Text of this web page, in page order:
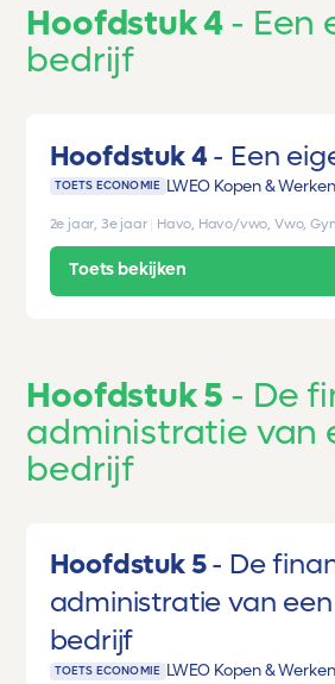
Hoofdstuk 4
Een
bedrijf
Hoofdstuk 4 Een
TOETS ECONOMIE LWEO Kopen &
2e jaar, 3e jaar Havo, Havo/vwo, Vwo,
Toets bekijken
Hoofdstuk 5
De
administratie van
bedrijf
Hoofdstuk 5
De
administratie van
bedrijf
TOETS ECONOMIE LWEO Kopen &